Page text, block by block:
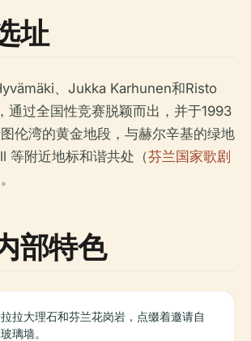
址
、Jukka Karhunen和Risto
通过全国性竞赛脱颖而出，并于1993
伦湾的黄金地段，与赫尔辛基的绿地
等附近地标和谐共处（芬兰国家歌剧
部特色
拉大理石和芬兰花岗岩，点缀着邀请自
璃墙。